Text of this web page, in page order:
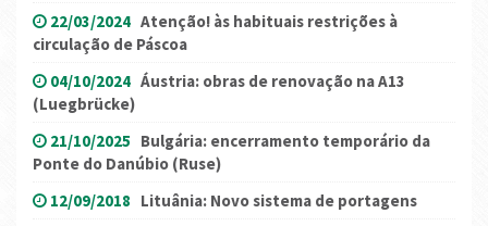
22/03/2024 Atenção! às habituais restrições à
circulação de Páscoa
04/10/2024 Áustria: obras de renovação na A13
(Luegbrücke)
21/10/2025 Bulgária: encerramento temporário da
Ponte do Danúbio (Ruse)
12/09/2018 Lituânia: Novo sistema de portagens